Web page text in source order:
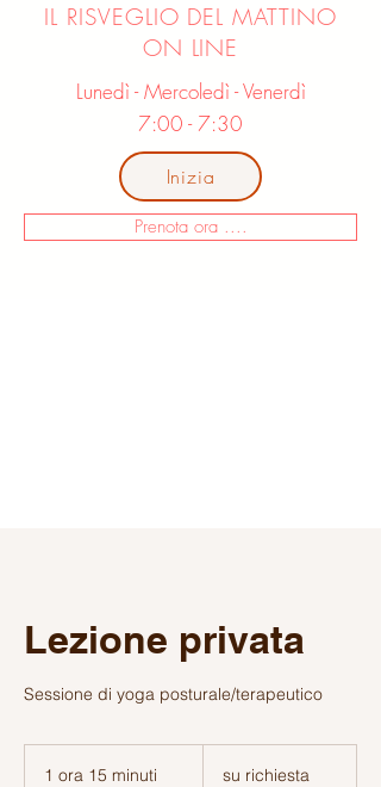
IL RISVEGLIO DEL MATTINO
ON LINE
Lunedì - Mercoledì - Venerdì
7:00 - 7:30
Inizia
Prenota ora ....
Lezione privata
Sessione di yoga posturale/terapeutico
1 ora 15 minuti su richiesta